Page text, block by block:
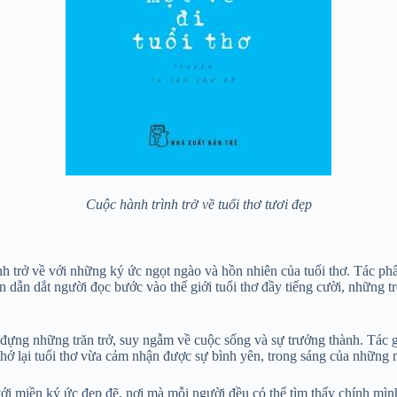
Cuộc hành trình trở về tuổi thơ tươi đẹp
về với những ký ức ngọt ngào và hồn nhiên của tuổi thơ. Tác
dắt người đọc bước vào thế giới tuổi thơ đầy tiếng cười, những
những trăn trở, suy ngẫm về cuộc sống và sự trưởng thành.
lại tuổi thơ vừa cảm nhận được sự bình yên, trong sáng của những
miền ký ức đẹp đẽ, nơi mà mỗi người đều có thể tìm thấy chính